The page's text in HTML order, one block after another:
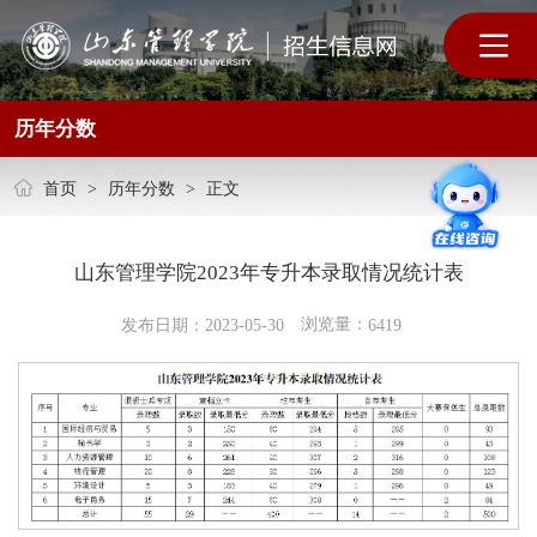
历年分数
首页 > 历年分数 > 正文
山东管理学院2023年专升本录取情况统计表
发布日期：2023-05-30 浏览量：6419